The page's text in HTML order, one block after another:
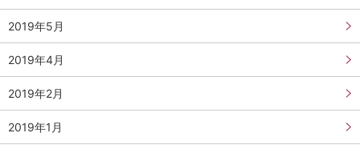
2019年5月
2019年4月
2019年2月
2019年1月